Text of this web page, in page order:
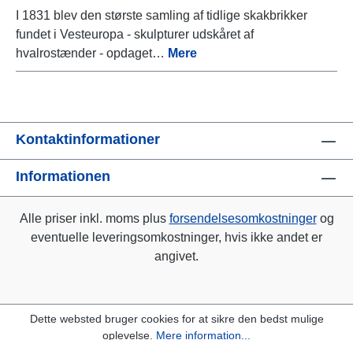
I 1831 blev den største samling af tidlige skakbrikker
fundet i Vesteuropa - skulpturer udskåret af
hvalrostænder - opdaget… Mere
Kontaktinformationer
Informationen
Alle priser inkl. moms plus forsendelsesomkostningerog
eventuelle leveringsomkostninger, hvis ikke andet er
angivet.
Dette websted bruger cookies for at sikre den bedst mulige
oplevelse. Mere information...